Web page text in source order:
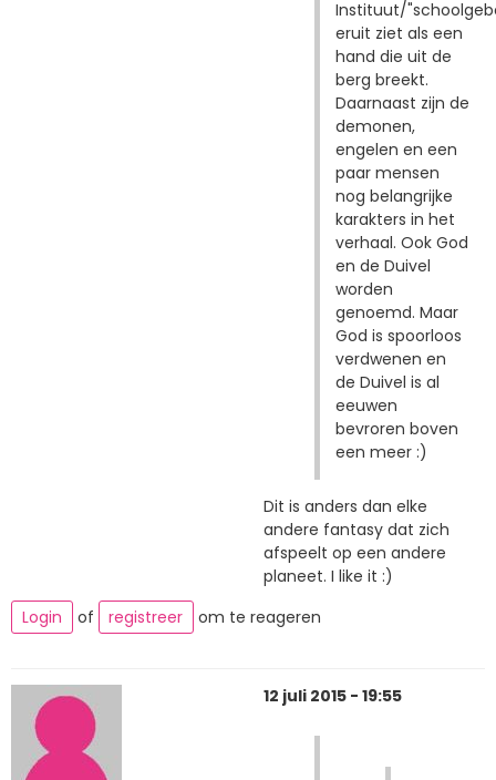
Instituut/
eruit ziet als een
hand die uit de
berg breekt.
Daarnaast zijn de
demonen,
engelen en een
paar mensen
nog belangrijke
karakters in het
verhaal. Ook God
en de Duivel
worden
genoemd. Maar
God is spoorloos
verdwenen en
de Duivel is al
eeuwen
bevroren boven
een meer :)
Dit is anders dan elke
andere fantasy dat zich
afspeelt op een andere
planeet. I like it :)
Login
of registreer om te reageren
12 juli 2015 - 19:55